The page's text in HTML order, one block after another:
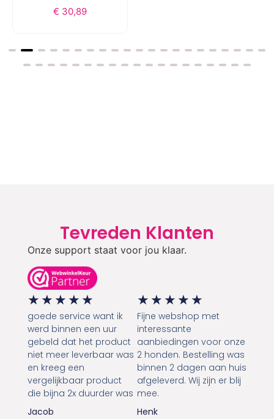
€ 30,89
Tevreden Klanten
Onze support staat voor jou klaar.
★ ★ ★ ★ ★
goede service want ik
werd binnen een uur
gebeld dat het product
niet meer leverbaar was
en kreeg een
vergelijkbaar product
die bijna 2x duurder was
Jacob
★ ★ ★ ★ ★
Fijne webshop met
interessante
aanbiedingen voor onze
2 honden. Bestelling was
binnen 2 dagen aan huis
afgeleverd. Wij zijn er blij
mee.
Henk